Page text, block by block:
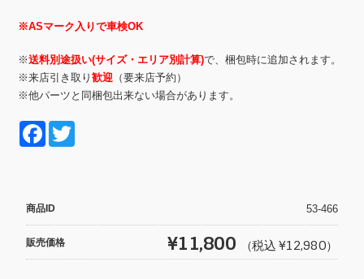
※ASマーク入りで車検OK
※送料別途扱い(サイズ・エリア別計算)で、梱包時に追加されます。
※来店引き取り歓迎 （要来店予約）
※他パーツと同梱包出来ない場合があります。
F
e
b
o
商品ID 53-466
販売価格 ¥11,800 （税込 ¥12,980）